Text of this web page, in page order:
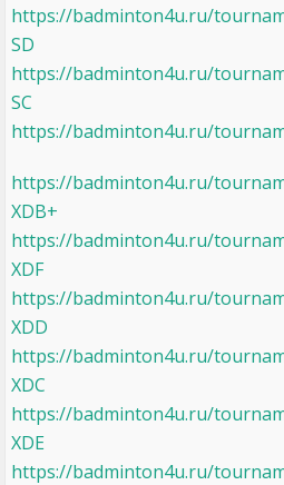
https://badminton4u.ru/
SD
https://badminton4u.ru/
SC
https://badminton4u.ru/
https://badminton4u.ru/
XDB+
https://badminton4u.ru/
XDF
https://badminton4u.ru/
XDD
https://badminton4u.ru/
XDC
https://badminton4u.ru/
XDE
https://badminton4u.ru/